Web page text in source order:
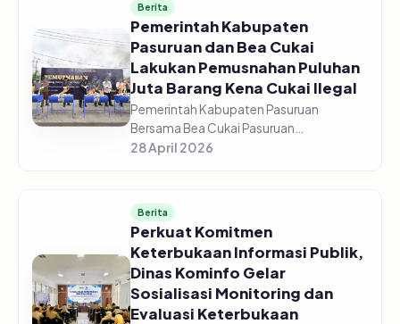
Berita
Pemerintah Kabupaten
Pasuruan dan Bea Cukai
Lakukan Pemusnahan Puluhan
Juta Barang Kena Cukai Ilegal
Pemerintah Kabupaten Pasuruan
Bersama Bea Cukai Pasuruan
melaksanakan pemusnahan jutaan
27/04/2026. Pemusn...
28 April 2026
Berita
Perkuat Komitmen
Keterbukaan Informasi Publik,
Dinas Kominfo Gelar
Sosialisasi Monitoring dan
Evaluasi Keterbukaan